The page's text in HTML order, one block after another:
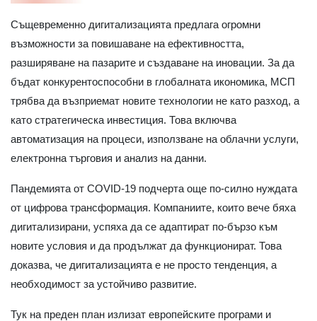
Същевременно дигитализацията предлага огромни
възможности за повишаване на ефективността,
разширяване на пазарите и създаване на иновации. За да
бъдат конкурентоспособни в глобалната икономика, МСП
трябва да възприемат новите технологии не като разход, а
като стратегическа инвестиция. Това включва
автоматизация на процеси, използване на облачни услуги,
електронна търговия и анализ на данни.
Пандемията от COVID-19 подчерта още по-силно нуждата
от цифрова трансформация. Компаниите, които вече бяха
дигитализирани, успяха да се адаптират по-бързо към
новите условия и да продължат да функционират. Това
доказва, че дигитализацията е не просто тенденция, а
необходимост за устойчиво развитие.
Тук на преден план излизат европейските програми и